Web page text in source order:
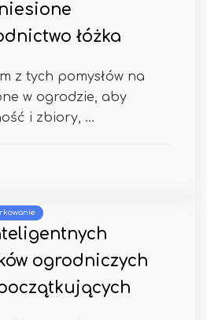
łóżka
z tych pomysłów na
w ogrodzie, aby
i zbiory, ...
ogrodniczych